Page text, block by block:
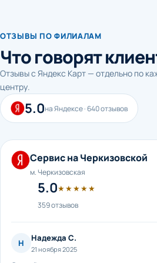
ОТЗЫВЫ ПО ФИЛИАЛАМ
Что говорят
Отзывы с Яндекс Карт — отдельно по
центру.
5.0на Яндексе · 640 отзывов
Сервис на Черкизовской
м. Черкизовская
5.0★★★★★
359 отзывов
Н Надежда С.
21 ноября 2025